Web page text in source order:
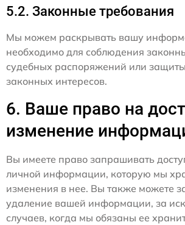
5.2. Законные требования
Мы можем раскрывать вашу
необходимо для соблюдения
судебных распоряжений или
законных интересов.
6. Ваше право на
изменение
Вы имеете право запрашивать
личной информации, которую мы
изменения в нее. Вы также можете
удаление вашей информации, за
случаев, когда мы обязаны ее